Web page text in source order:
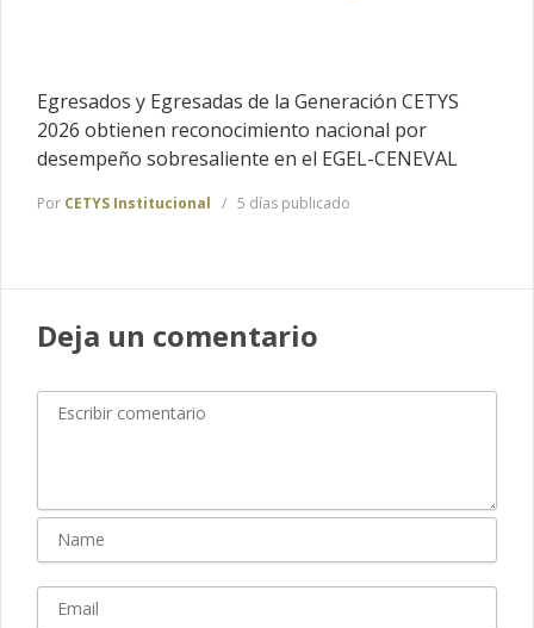
Egresados y Egresadas de la Generación CETYS
2026 obtienen reconocimiento nacional por
desempeño sobresaliente en el EGEL-CENEVAL
Por CETYS Institucional 5 días publicado
Deja un comentario